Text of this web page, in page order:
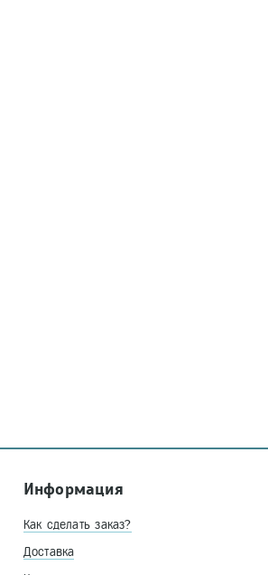
Информация
Как сделать заказ?
Доставка